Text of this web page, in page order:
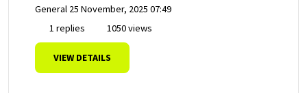
General 25 November, 2025 07:49
1 replies
1050 views
VIEW DETAILS